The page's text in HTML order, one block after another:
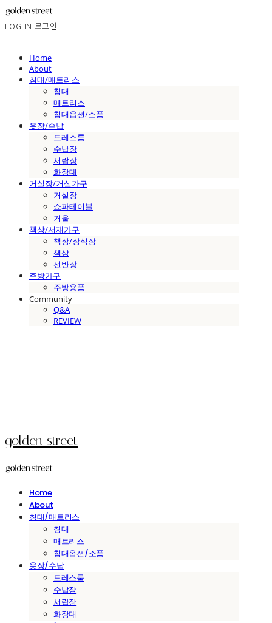
LOG IN 로그인
Home
About
침대/매트리스
침대
매트리스
침대옵션/소품
옷장/수납
드레스룸
수납장
서랍장
화장대
거실장/거실가구
거실장
쇼파테이블
거울
책상/서재가구
책장/장식장
책상
선반장
주방가구
주방용품
Community
Q&A
REVIEW
golden street
Home
About
침대/매트리스
침대
매트리스
침대옵션/소품
옷장/수납
드레스룸
수납장
서랍장
화장대